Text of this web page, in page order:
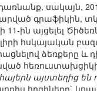
սակայն,
գրաֆիկին,
11-ին այցելել
հսկայական
ձեռքերը և
այստեղից են